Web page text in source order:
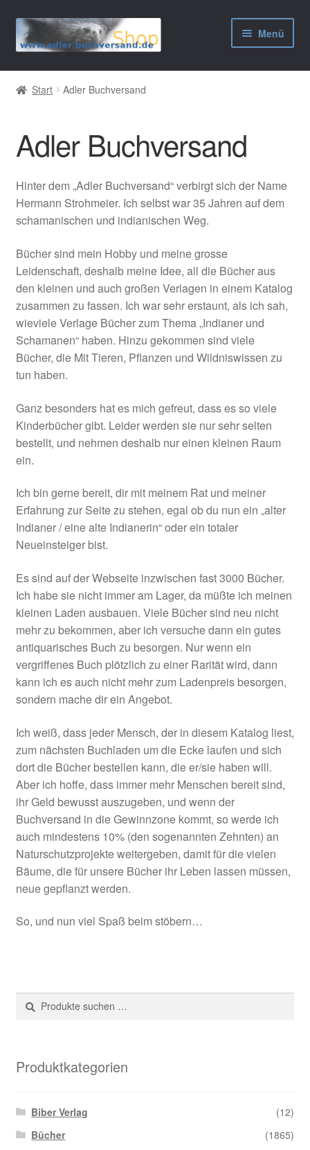
Zur
Navigation
Zum
Inhalt
Menü
AGB
Datenschutzerklärung
Impressum
Start Adler Buchversand
Adler Buchversand
Hinter dem „Adler Buchversand“ verbirgt sich der Name
Hermann Strohmeier. Ich selbst war 35 Jahren auf dem
schamanischen und indianischen Weg.
Bücher sind mein Hobby und meine grosse
Leidenschaft, deshalb meine Idee, all die Bücher aus
den kleinen und auch großen Verlagen in einem Katalog
zusammen zu fassen. Ich war sehr erstaunt, als ich sah,
wieviele Verlage Bücher zum Thema „Indianer und
Schamanen“ haben. Hinzu gekommen sind viele
Bücher, die Mit Tieren, Pflanzen und Wildniswissen zu
tun haben.
Ganz besonders hat es mich gefreut, dass es so viele
Kinderbücher gibt. Leider werden sie nur sehr selten
bestellt, und nehmen deshalb nur einen kleinen Raum
ein.
Ich bin gerne bereit, dir mit meinem Rat und meiner
Erfahrung zur Seite zu stehen, egal ob du nun ein „alter
Indianer / eine alte Indianerin“ oder ein totaler
Neueinsteiger bist.
Es sind auf der Webseite inzwischen fast 3000 Bücher.
Ich habe sie nicht immer am Lager, da müßte ich meinen
kleinen Laden ausbauen. Viele Bücher sind neu nicht
mehr zu bekommen, aber ich versuche dann ein gutes
antiquarisches Buch zu besorgen. Nur wenn ein
vergriffenes Buch plötzlich zu einer Rarität wird, dann
kann ich es auch nicht mehr zum Ladenpreis besorgen,
sondern mache dir ein Angebot.
Ich weiß, dass jeder Mensch, der in diesem Katalog liest,
zum nächsten Buchladen um die Ecke laufen und sich
dort die Bücher bestellen kann, die er/sie haben will.
Aber ich hoffe, dass immer mehr Menschen bereit sind,
ihr Geld bewusst auszugeben, und wenn der
Buchversand in die Gewinnzone kommt, so werde ich
auch mindestens 10% (den sogenannten Zehnten) an
Naturschutzprojekte weitergeben, damit für die vielen
Bäume, die für unsere Bücher ihr Leben lassen müssen,
neue gepflanzt werden.
So, und nun viel Spaß beim stöbern…
Suche
nach:
Suchen
Produktkategorien
Biber Verlag
(12)
Bücher
(1865)